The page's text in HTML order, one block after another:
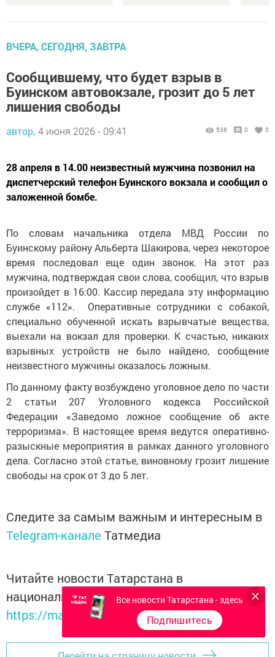
ВЧЕРА, СЕГОДНЯ, ЗАВТРА
Сообщившему, что будет взрыв в
Буинском автовокзале, грозит до 5 лет
лишения свободы
автор, 4 июня 2026 - 09:41 536 0 0
28 апреля в 14.00 неизвестный мужчина позвонил на
диспетчерский телефон Буинского вокзала и сообщил о
заложенной бомбе.
По словам начальника отдела МВД России по
Буинскому району Альберта Шакирова, через некоторое
время последовал еще один звонок. На этот раз
мужчина, подтверждая свои слова, сообщил, что взрыв
произойдет в 16:00. Кассир передала эту информацию
службе «112». Оперативные сотрудники с собакой,
специально обученной искать взрывчатые вещества,
выехали на вокзал для проверки. К счастью, никаких
взрывных устройств не было найдено, сообщение
неизвестного мужчины оказалось ложным.
По данному факту возбуждено уголовное дело по части
2 статьи 207 Уголовного кодекса Российской
Федерации «Заведомо ложное сообщение об акте
терроризма». В настоящее время ведутся оперативно-
разыскные мероприятия в рамках данного уголовного
дела. Согласно этой статье, виновному грозит лишение
свободы на срок от 3 до 5 лет.
Следите за самым важным и интересным в
Telegram-канале Татмедиа
Читайте новости Татарстана в
национальном мессенджере MАХ:
https://max.ru/tatmedia
Все новости Татарстана - здесь
Подпишитесь